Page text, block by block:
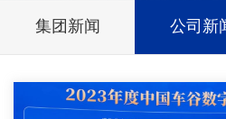
集团新闻 公司新